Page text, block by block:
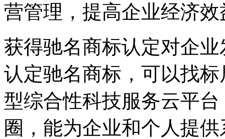
营管理，提高企业经济效
获得驰名商标认定对企
认定驰名商标，可以找
型综合性科技服务云平
圈，能为企业和个人提